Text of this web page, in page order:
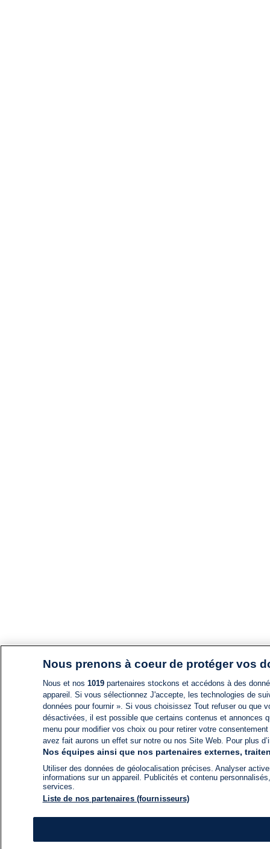
Nous prenons à coeur de protéger vos
Nous et nos 1019partenaires stockons et accédons à des
appareil. Si vous sélectionnez J'accepte, les technologies de
données pour fournir ». Si vous choisissez Tout refuser ou
désactivées, il est possible que certains contenus et annonces
menu pour modifier vos choix ou pour retirer votre
avez fait aurons un effet sur notre ou nos Site Web. Pour plus
Nos équipes ainsi que nos partenaires externes,
Utiliser des données de géolocalisation précises. Analyser
informations sur un appareil. Publicités et contenu
services.
Liste de nos partenaires (fournisseurs)